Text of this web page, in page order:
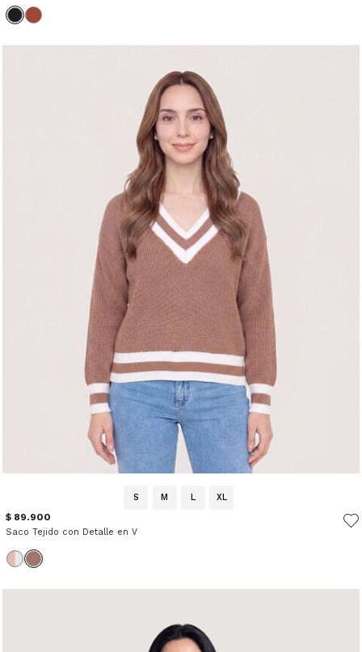
S M L XL
$ 89.900
Saco Tejido con Detalle en V